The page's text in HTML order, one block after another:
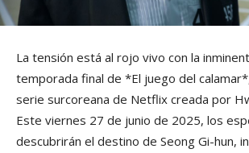
La tensión está al rojo vivo con la
temporada final de *El juego del
serie surcoreana de Netflix creada por
Este viernes 27 de junio de 2025, los
descubrirán el destino de Seong Gi-hun,